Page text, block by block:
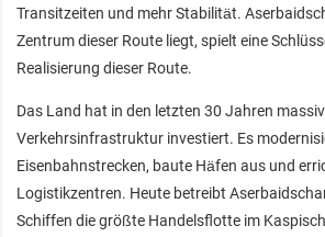
Transitzeiten und mehr Stabilität.
Zentrum dieser Route liegt, spielt eine
Realisierung dieser Route.
Das Land hat in den letzten 30 Jahren
Verkehrsinfrastruktur investiert. Es
Eisenbahnstrecken, baute Häfen aus und
Logistikzentren. Heute betreibt
Schiffen die größte Handelsflotte im